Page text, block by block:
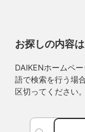
お探しの内容
DAIKENホームペ
語で検索を行う場
区切ってください。